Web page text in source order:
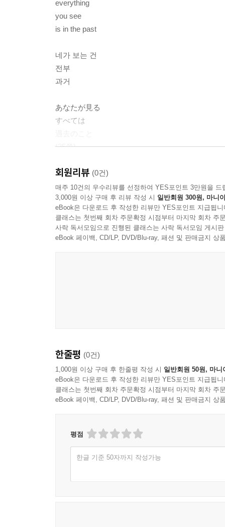
하이쿠임
音数なんてクソくらえ
俳句だ
--- p.135
tried everything
still can’t sleep
그래도 안 옴
眠れない
なんでも試してみた
まだ眠れない
--- p.143
俳句の
複数形は
俳句
라파엘 로젠달은 하이쿠를 정말 많이 쓴다. 하이
everything
you see
is in the past
네가 보는 건
전부
과거
あなたが見る
すべては
(25쪽)
하이쿠라는 시의 가장 직관적인 매력은 길이가
이러한 작음은 하이쿠라는 시가 계속 쓰일 수 있
특히 짧으면서 즉흥적으로 쓰인다는 점이 그 효율
항상 “단순한 것”을 좋아하며, 자신에게 하이쿠
그에게 이는 문자메시지를 보내는 감각과 닮아
무한히 구동하는 효율적인 방식으로 읽어 보면 어
forgot to buy
avocados
아이고
なんてこった
買うのを忘れたよ
회원리뷰 (0건)
매주 10건의 우수리뷰를 선정하여 YES포인트 3만원을 드
3,000원 이상 구매 후 리뷰 작성 시 일반회원 300원, 마니
eBook은 다운로드 후 작성한 리뷰만 YES포인트 지급됩니
클래스는 첫번째 회차 주문확정 시점부터 마지막 회차 주
사락 독서모임으로 진행된 클래스는 사락 독서모임 게시
eBook 페이백, CD/LP, DVD/Blu-ray, 패션 및 판매금지 상
한줄평 (0건)
1,000원 이상 구매 후 한줄평 작성 시 일반회원 50원, 마니
eBook은 다운로드 후 작성한 리뷰만 YES포인트 지급됩니
클래스는 첫번째 회차 주문확정 시점부터 마지막 회차 주
eBook 페이백, CD/LP, DVD/Blu-ray, 패션 및 판매금지 상
평점
한글 기준 50자까지 작성가능